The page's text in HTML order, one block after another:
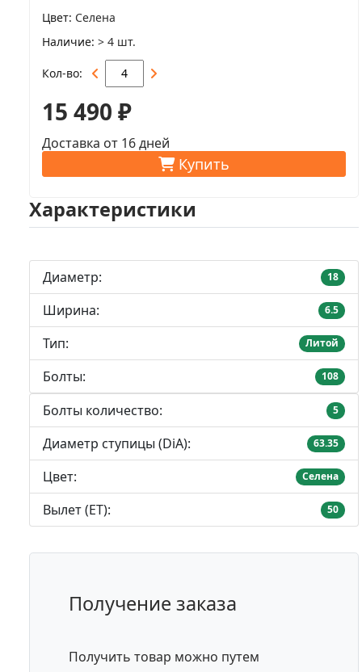
Цвет Селена
Наличие > 4 шт.
Кол-во
15 490 ₽
Доставка от 16 дней
Купить
Характеристики
Диаметр: 18
Ширина: 6.5
Тип: Литой
Болты: 108
Болты количество: 5
Диаметр ступицы (DiA): 63.35
Цвет: Селена
Вылет (ET): 50
Получение заказа
Получить товар можно путем